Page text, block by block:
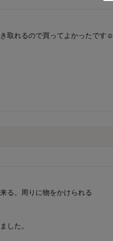
取れるので買ってよかったです☺️
る。周りに物をかけられる
した。